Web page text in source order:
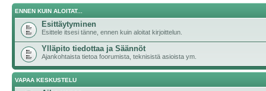
ENNEN KUIN ALOITAT...
Esittäytyminen
Esittele itsesi tänne, ennen kuin aloitat kirjoittelun.
Ylläpito tiedottaa ja Säännöt
Ajankohtaista tietoa foorumista, teknisistä asioista ym.
VAPAA KESKUSTELU